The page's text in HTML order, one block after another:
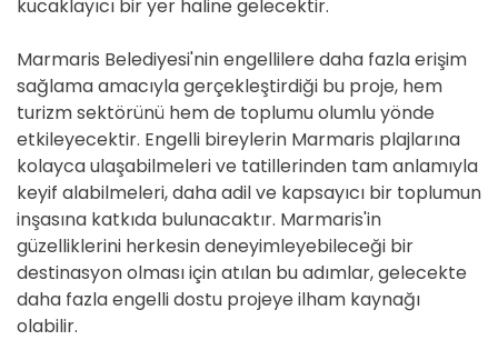
kucaklayıcı bir yer haline gelecektir.
Marmaris Belediyesi'nin engellilere daha fazla erişim
sağlama amacıyla gerçekleştirdiği bu proje, hem
turizm sektörünü hem de toplumu olumlu yönde
etkileyecektir. Engelli bireylerin Marmaris plajlarına
kolayca ulaşabilmeleri ve tatillerinden tam anlamıyla
keyif alabilmeleri, daha adil ve kapsayıcı bir toplumun
inşasına katkıda bulunacaktır. Marmaris'in
güzelliklerini herkesin deneyimleyebileceği bir
destinasyon olması için atılan bu adımlar, gelecekte
daha fazla engelli dostu projeye ilham kaynağı
olabilir.